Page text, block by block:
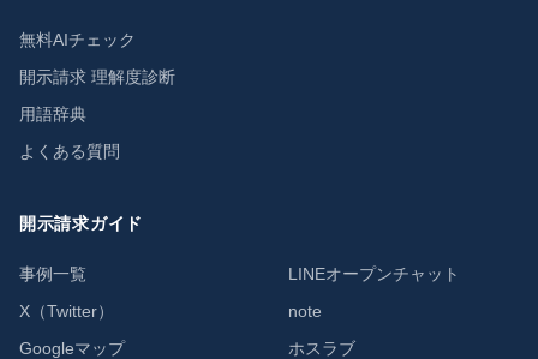
無料AIチェック
開示請求 理解度診断
用語辞典
よくある質問
開示請求ガイド
事例一覧
X（Twitter）
Googleマップ
LINEオープンチャット
note
ホスラブ